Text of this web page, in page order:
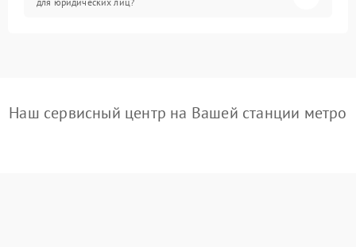
Наш сервисный центр на Вашей станции метро